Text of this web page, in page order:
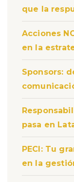
que la
Acciones
en la
Sponsors:
pasa en
PECI: Tu
en la